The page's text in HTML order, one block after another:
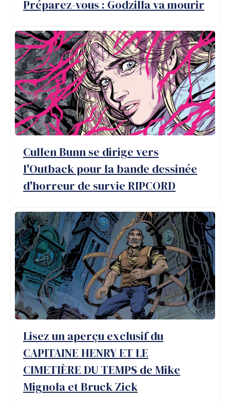
bandes
d'horreur
#Oni
Press
Préparez-vous : Godzilla va mourir
Cullen Bunn se dirige vers
l'Outback pour la bande dessinée
d'horreur de survie RIPCORD
Lisez un aperçu exclusif du
CAPITAINE HENRY ET LE
CIMETIÈRE DU TEMPS de Mike
Mignola et Bruck Zick